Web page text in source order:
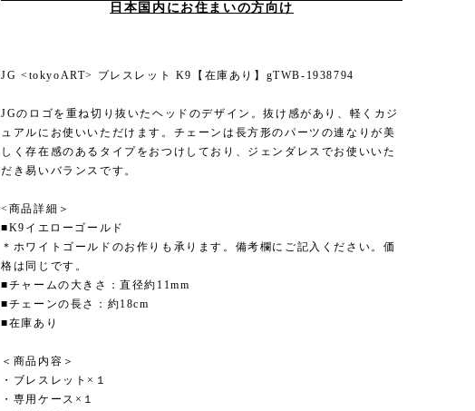
日本国内にお住まいの方向け
JG <tokyoART> ブレスレット K9【在庫あり】gTWB-1938794
JGのロゴを重ね切り抜いたヘッドのデザイン。抜け感があり、軽くカジ
ュアルにお使いいただけます。チェーンは長方形のパーツの連なりが美
しく存在感のあるタイプをおつけしており、ジェンダレスでお使いいた
だき易いバランスです。
<商品詳細＞
■K9イエローゴールド
＊ホワイトゴールドのお作りも承ります。備考欄にご記入ください。価
格は同じです。
■チャームの大きさ：直径約11mm
■チェーンの長さ：約18cm
■在庫あり
＜商品内容＞
・ブレスレット×１
・専用ケース×１